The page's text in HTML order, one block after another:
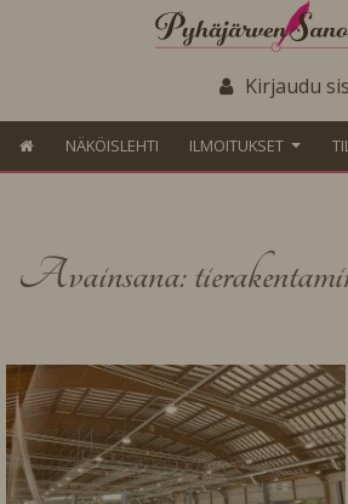
Kirjaudu
NÄKÖISLEHTI ILMOITUKSET
Avainsana: